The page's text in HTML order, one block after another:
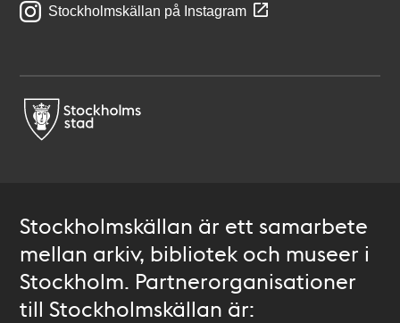
Stockholmskällan på Instagram
Stockholmskällan är ett samarbete
mellan arkiv, bibliotek och museer i
Stockholm. Partnerorganisationer
till Stockholmskällan är: